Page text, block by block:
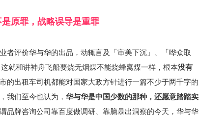
原罪，战略误导是重罪
者评价华与华的出品，动辄言及「审美下沉」、「哗众取
就和讲神舟飞船要烧无烟煤不能烧蜂窝煤一样，根本没有
的出租车司机都能对国家大政方针进行一篇不少于两千字的
我们至今也认为， 华与华是中国少数的那种，还愿意踏踏实
品牌咨询公司靠百度做调研、靠脑暴出洞察的今天，华与华